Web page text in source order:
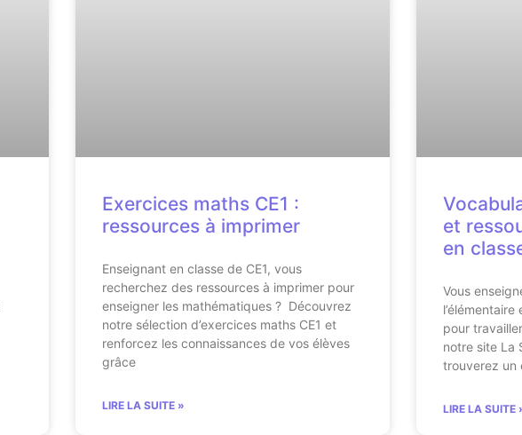
Exercices maths CE1 :
ressources à imprimer
Enseignant en classe de CE1, vous
recherchez des ressources à imprimer pour
enseigner les mathématiques ? Découvrez
notre sélection d’exercices maths CE1 et
renforcez les connaissances de vos élèves
grâce
LIRE LA SUITE »
et
en
Vous
pour
notre site La
trouverez un
LIRE LA SUITE